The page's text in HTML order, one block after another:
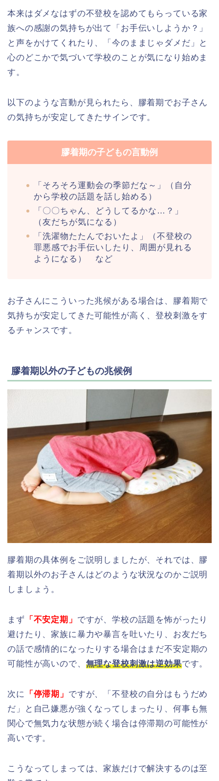
本来はダメなはずの不登校を認めてもらっている家
族への感謝の気持ちが出て「お手伝いしようか？」
と声をかけてくれたり、「今のままじゃダメだ」と
心のどこかで気づいて学校のことが気になり始めま
す。
以下のような言動が見られたら、膠着期でお子さん
の気持ちが安定してきたサインです。
膠着期の子どもの言動例
「そろそろ運動会の季節だな～」（自分
から学校の話題を話し始める）
「〇〇ちゃん、どうしてるかな…？」
（友だちが気になる）
「洗濯物たたんでおいたよ」（不登校の
罪悪感でお手伝いしたり、周囲が見れる
ようになる） など
お子さんにこういった兆候がある場合は、膠着期で
気持ちが安定してきた可能性が高く、登校刺激をす
るチャンスです。
膠着期以外の子どもの兆候例
膠着期の具体例をご説明しましたが、それでは、膠
着期以外のお子さんはどのような状況なのかご説明
しましょう。
まず 「不安定期」 ですが、学校の話題を怖がったり
避けたり、家族に暴力や暴言を吐いたり、お友だち
の話で感情的になったりする場合はまだ不安定期の
可能性が高いので、 無理な登校刺激は逆効果です。
次に 「停滞期」 ですが、「不登校の自分はもうだめ
だ」と自己嫌悪が強くなってしまったり、何事も無
関心で無気力な状態が続く場合は停滞期の可能性が
高いです。
こうなってしまっては、家族だけで解決するのは至